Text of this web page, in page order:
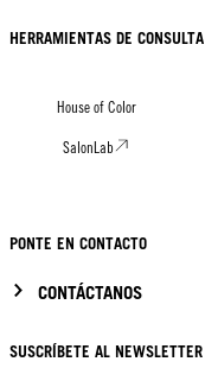
HERRAMIENTAS DE CONSULTA
House of Color
SalonLab
PONTE EN CONTACTO
CONTÁCTANOS
SUSCRÍBETE AL NEWSLETTER